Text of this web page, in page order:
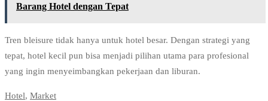
Barang Hotel dengan Tepat
Tren bleisure tidak hanya untuk hotel besar. Dengan strategi yang
tepat, hotel kecil pun bisa menjadi pilihan utama para profesional
yang ingin menyeimbangkan pekerjaan dan liburan.
Hotel, Market